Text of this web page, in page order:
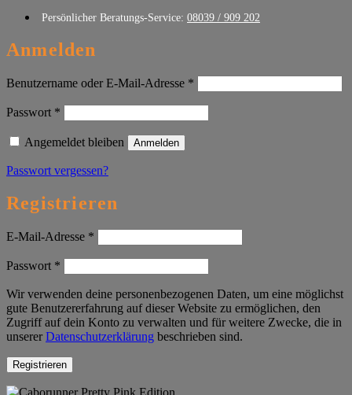
Persönlicher Beratungs-Service: 08039 / 909 202
Anmelden
Benutzername oder E-Mail-Adresse *
Passwort *
Angemeldet bleiben Anmelden
Passwort vergessen?
Registrieren
E-Mail-Adresse *
Passwort *
Wir verwenden deine personenbezogenen Daten, um eine möglichst
gute Benutzererfahrung auf dieser Website zu ermöglichen, den
Zugriff auf dein Konto zu verwalten und für weitere Zwecke, die in
unserer Datenschutzerklärung beschrieben sind.
Registrieren